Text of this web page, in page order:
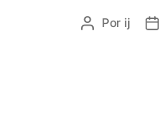
A Por ij
D